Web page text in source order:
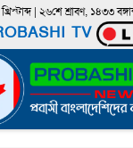
| ২৬শে শ্রাবণ, ১৪৩৩
TV